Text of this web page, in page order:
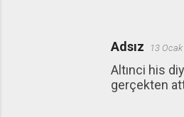
Adsız 13
Altınci his
gerçekten